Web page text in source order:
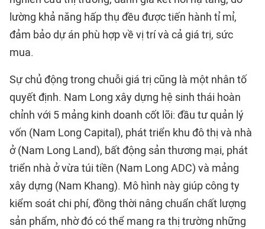
lường khả năng hấp thụ đều được tiến hành tỉ mỉ,
đảm bảo dự án phù hợp về vị trí và cả giá trị, sức
mua.
Sự chủ động trong chuỗi giá trị cũng là một nhân tố
quyết định. Nam Long xây dựng hệ sinh thái hoàn
chỉnh với 5 mảng kinh doanh cốt lõi: đầu tư quản lý
vốn (Nam Long Capital), phát triển khu đô thị và nhà
ở (Nam Long Land), bất động sản thương mại, phát
triển nhà ở vừa túi tiền (Nam Long ADC) và mảng
xây dựng (Nam Khang). Mô hình này giúp công ty
kiểm soát chi phí, đồng thời nâng chuẩn chất lượng
sản phẩm, nhờ đó có thể mang ra thị trường những